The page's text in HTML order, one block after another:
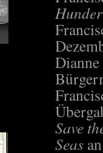
Save
Seas